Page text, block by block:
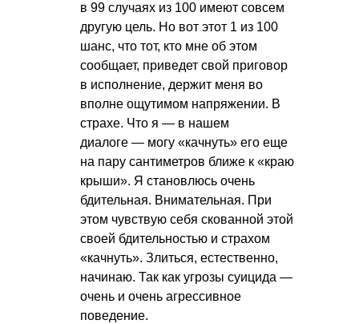
в 99 случаях из 100 имеют совсем
другую цель. Но вот этот 1 из 100
шанс, что тот, кто мне об этом
сообщает, приведет свой приговор
в исполнение, держит меня во
вполне ощутимом напряжении. В
страхе. Что я — в нашем
диалоге — могу «качнуть» его еще
на пару сантиметров ближе к «краю
крыши». Я становлюсь очень
бдительная. Внимательная. При
этом чувствую себя скованной этой
своей бдительностью и страхом
«качнуть». Злиться, естественно,
начинаю. Так как угрозы суицида —
очень и очень агрессивное
поведение.